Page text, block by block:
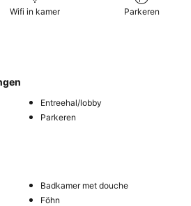
Wifi in kamer Parkeren
Entreehal/lobby
Parkeren
Badkamer met douche
Föhn